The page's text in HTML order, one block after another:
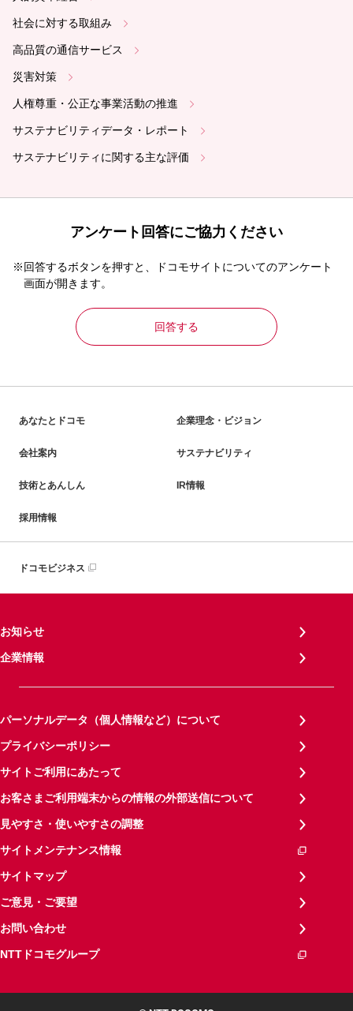
社会に対する取組み
高品質の通信サービス
災害対策
人権尊重・公正な事業活動の推進
サステナビリティデータ・レポート
サステナビリティに関する主な評価
アンケート回答にご協力ください
※回答するボタンを押すと、ドコモサイトについてのアンケート
画面が開きます。
回答する
あなたとドコモ 企業理念・ビジョン
会社案内 サステナビリティ
技術とあんしん IR情報
採用情報
ドコモビジネス
お知らせ
企業情報
パーソナルデータ（個人情報など）について
プライバシーポリシー
サイトご利用にあたって
お客さまご利用端末からの情報の外部送信について
見やすさ・使いやすさの調整
サイトメンテナンス情報
サイトマップ
ご意見・ご要望
お問い合わせ
NTTドコモグループ